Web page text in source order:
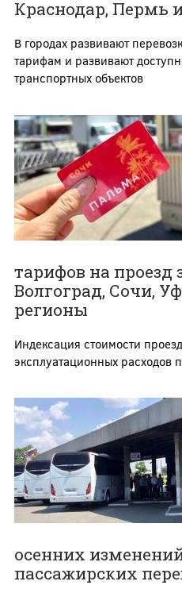
Краснодар, Пермь
В городах развивают
тарифам и развивают
транспортных объектов
тарифов на проезд
Волгоград, Сочи,
регионы
Индексация стоимости
эксплуатационных расходов
осенних
пассажирских